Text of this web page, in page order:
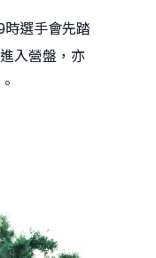
時選手會先踏
入營盤，亦